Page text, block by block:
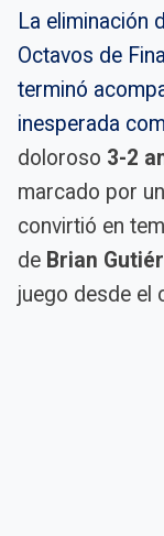
La eliminación
Octavos de
terminó
inesperada
doloroso 3-2
marcado por
convirtió en
de Brian
juego desde el